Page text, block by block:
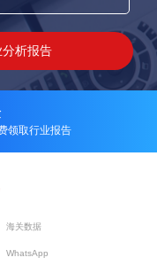
析报告
领取行业报告
一带一路获客
土耳其数据
外贸软件
土耳其数据
一带一路获客
WhatsApp
俄罗斯海关数据